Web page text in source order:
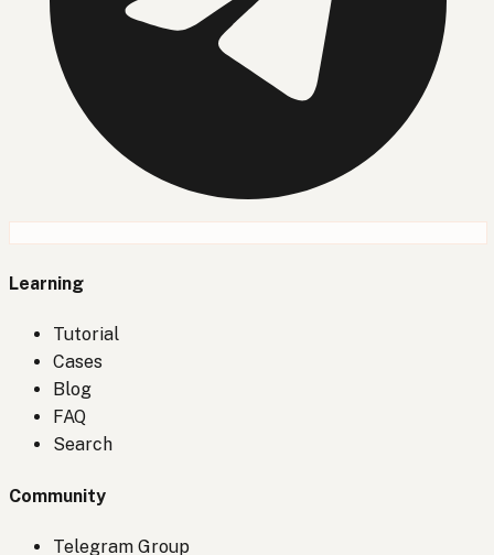
Learning
Tutorial
Cases
Blog
FAQ
Search
Community
Telegram Group